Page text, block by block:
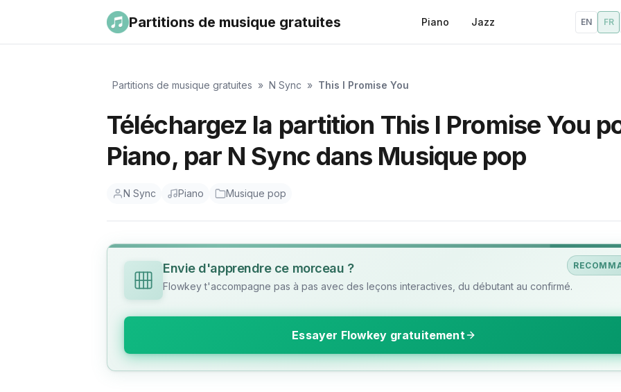
Partitions de musique gratuites Piano Jazz EN FR
Partitions de musique gratuites » N Sync » This I Promise You
Téléchargez la partition This I Promise You
Piano, par N Sync dans Musique pop
N Sync Piano Musique pop
Envie d'apprendre ce morceau ?
Flowkey t'accompagne pas à pas avec des leçons interactives, du débutant au confirmé.
Essayer Flowkey gratuitement